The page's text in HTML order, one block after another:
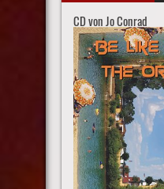
CD von Jo Conrad